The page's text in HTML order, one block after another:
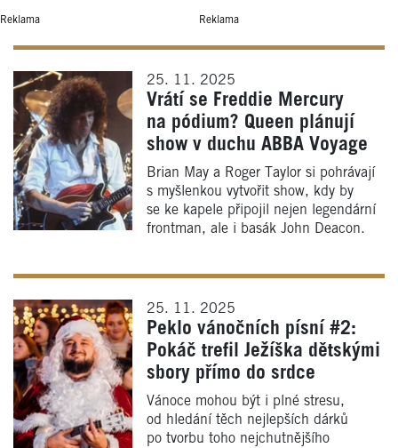
Reklama Reklama
25. 11. 2025
Vrátí se Freddie Mercury
na pódium? Queen plánují
show v duchu ABBA Voyage
Brian May a Roger Taylor si pohrávají
s myšlenkou vytvořit show, kdy by
se ke kapele připojil nejen legendární
frontman, ale i basák John Deacon.
25. 11. 2025
Peklo vánočních písní #2:
Pokáč trefil Ježíška dětskými
sbory přímo do srdce
Vánoce mohou být i plné stresu,
od hledání těch nejlepších dárků
po tvorbu toho nejchutnějšího